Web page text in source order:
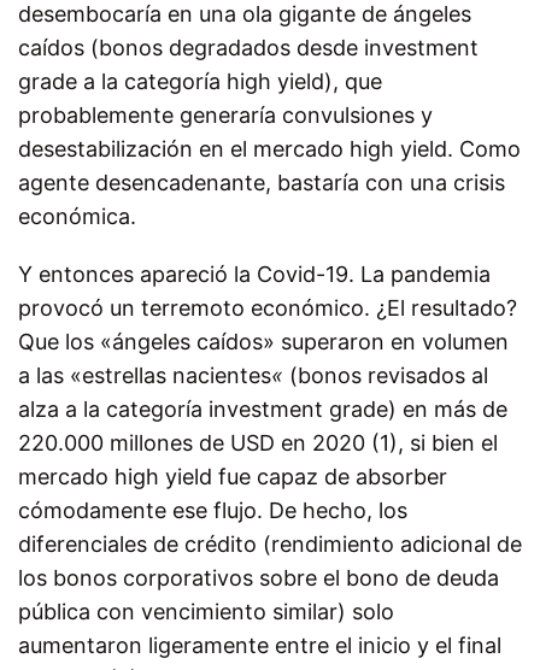
desembocaría en una ola gigante de ángeles
caídos (bonos degradados desde investment
grade a la categoría high yield), que
probablemente generaría convulsiones y
desestabilización en el mercado high yield. Como
agente desencadenante, bastaría con una crisis
económica.
Y entonces apareció la Covid-19. La pandemia
provocó un terremoto económico. ¿El resultado?
Que los «ángeles caídos» superaron en volumen
a las «estrellas nacientes« (bonos revisados al
alza a la categoría investment grade) en más de
220.000 millones de USD en 2020 (1), si bien el
mercado high yield fue capaz de absorber
cómodamente ese flujo. De hecho, los
diferenciales de crédito (rendimiento adicional de
los bonos corporativos sobre el bono de deuda
pública con vencimiento similar) solo
aumentaron ligeramente entre el inicio y el final